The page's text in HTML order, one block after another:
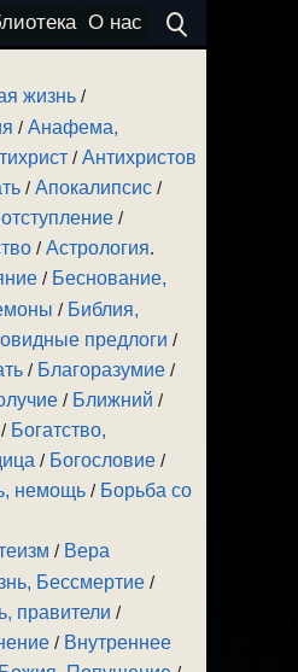
О нас
жизнь /
/Анафема,
/Антихристов
/Апокалипсис /
/
/Астрология.
/ Беснование,
/ Библия,
предлоги /
/ Благоразумие /
/ Ближний /
/ Богатство,
/ Богословие /
немощь / Борьба со
/ Вера
Бессмертие /
правители /
/ Внутреннее